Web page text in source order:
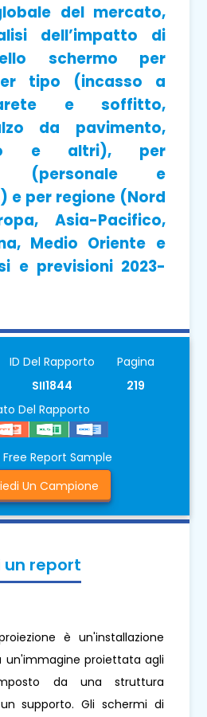
del mercato,
dell’impatto di
schermo per
tipo (incasso a
e soffitto,
da pavimento,
e altri), per
(personale e
e per regione (Nord
Asia-Pacifico,
Medio Oriente e
e previsioni 2023-
ID Del Rapporto
SII1844
Pagina
219
Del Rapporto
Report Sample
Un Campione
report
è un'installazione
un'immagine proiettata agli
da una struttura
supporto. Gli schermi di